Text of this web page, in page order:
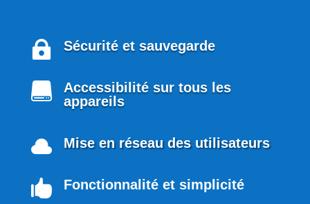
 Sécurité et sauvegarde

Accessibilité sur tous les
appareils
 Mise en réseau des utilisateurs
 Fonctionnalité et simplicité